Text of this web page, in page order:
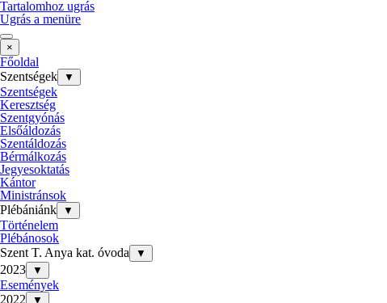
Tartalomhoz ugrás
Ugrás a menüre
×
Főoldal
Szentségek
▼
Szentségek
Keresztség
Szentgyónás
Elsőáldozás
Szentáldozás
Bérmálkozás
Jegyesoktatás
Kántor
Ministránsok
Plébániánk
▼
Történelem
Plébánosok
Szent T. Anya kat. óvoda
▼
2023 ▼
Események
2022
▼